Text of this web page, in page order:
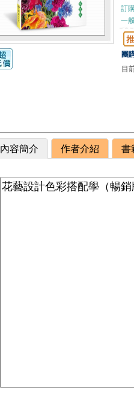
訂
一
團
目
內容簡介 作者介紹 書